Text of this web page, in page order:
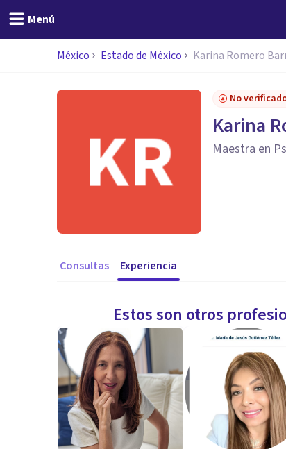
Menú
México Estado de México Karina Romero
No
Karina
Maestra en
Consultas Experiencia
Estos son otros